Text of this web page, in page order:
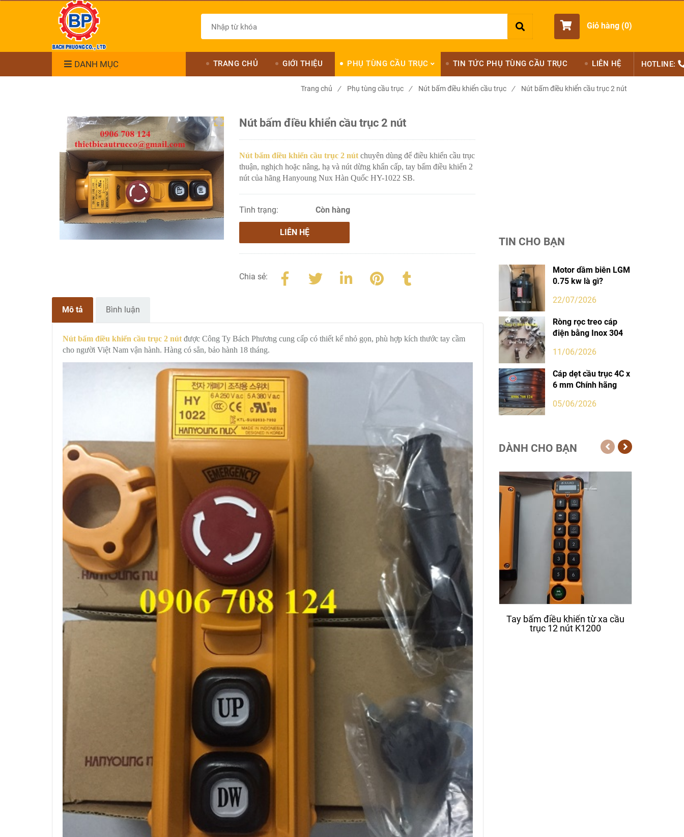
Giỏ hàng (0)
DANH MỤC TRANG CHỦ GIỚI THIỆU PHỤ TÙNG CẦU TRỤC TIN TỨC PHỤ TÙNG CẦU TRỤC LIÊN HỆ HOTLINE:
Trang chủ / Phụ tùng cầu trục / Nút bấm điều khiển cầu trục / Nút bấm điều khiển cầu trục 2 nút
Nút bấm điều khiển cầu trục 2 nút
Nút bấm điều khiển cầu trục 2 nútchuyên dùng để điều khiển cầu trục
thuận, nghịch hoặc nâng, hạ và nút dừng khẩn cấp, tay bấm điều khiển 2
nút của hãng Hanyoung Nux Hàn Quốc HY-1022 SB.
Tình trạng: Còn hàng
LIÊN HỆ
Chia sẻ:
Mô tả Bình luận
Nút bấm điều khiển cầu trục 2 nút được Công Ty Bách Phương cung cấp có thiết kế nhỏ gọn, phù hợp kích thước tay cầm
cho người Việt Nam vận hành. Hàng có sẳn, bảo hành 18 tháng.
TIN CHO BẠN
Motor dầm biên LGM
0.75 kw là gì?
22/07/2026
Ròng rọc treo cáp
điện bằng Inox 304
11/06/2026
Cáp dẹt cầu trục 4C x
6 mm Chính hãng
05/06/2026
DÀNH CHO BẠN
Tay bấm điều khiển từ xa cầu
trục 12 nút K1200